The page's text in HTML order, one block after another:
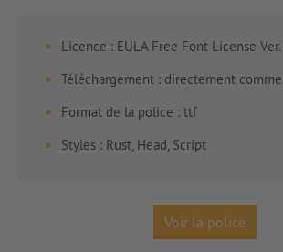
Licence : EULA Free Font License
Téléchargement : directement
Format de la police : ttf
Styles : Rust, Head, Script
Voir la police